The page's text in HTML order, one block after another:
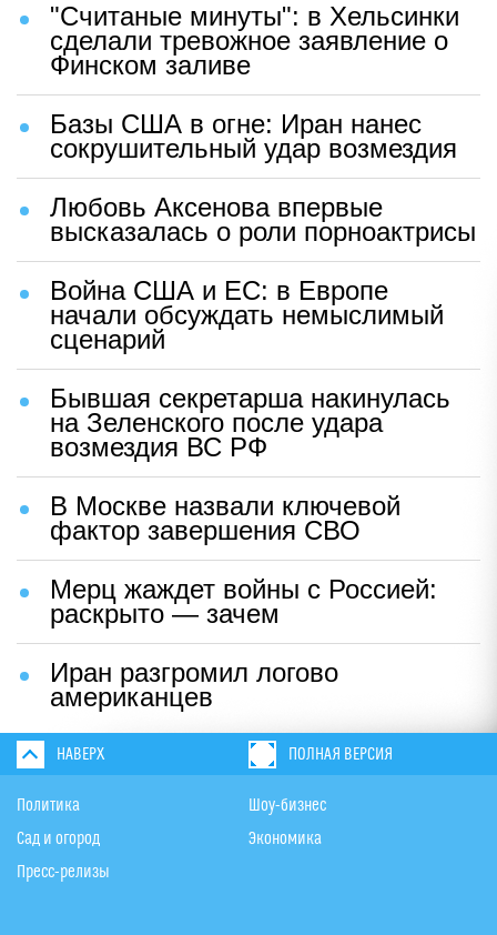
"Считаные минуты": в Хельсинки
сделали тревожное заявление о
Финском заливе
Базы США в огне: Иран нанес
сокрушительный удар возмездия
Любовь Аксенова впервые
высказалась о роли порноактрисы
Война США и ЕС: в Европе
начали обсуждать немыслимый
сценарий
Бывшая секретарша накинулась
на Зеленского после удара
возмездия ВС РФ
В Москве назвали ключевой
фактор завершения СВО
Мерц жаждет войны с Россией:
раскрыто — зачем
Иран разгромил логово
американцев
НАВЕРХ ПОЛНАЯ ВЕРСИЯ
Политика
Сад и огород
Пресс-релизы
Шоу-бизнес
Экономика